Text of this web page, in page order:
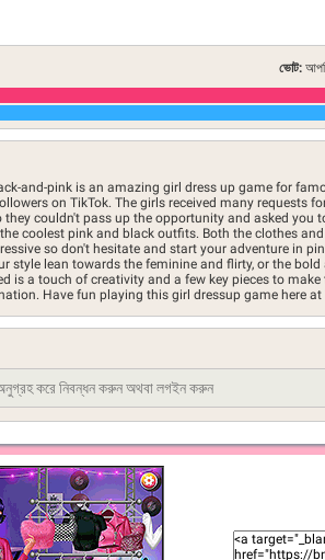
ভোট:
and-pink is an amazing girl dress up game for
on TikTok. The girls received many requests
they couldn't pass up the opportunity and asked you
coolest pink and black outfits. Both the clothes
so don't hesitate and start your adventure in
style lean towards the feminine and flirty, or the bold
is a touch of creativity and a few key pieces to
Have fun playing this girl dressup game here at